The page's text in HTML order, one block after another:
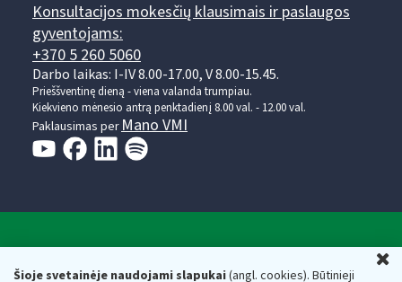
Šioje svetainėje naudojami slapukai(angl. cookies). Būtinieji
Konsultacijos mokesčių klausimais ir paslaugos
gyventojams:
+370 5 260 5060
Darbo laikas: I-IV 8.00-17.00, V 8.00-15.45.
Prieššventinę dieną - viena valanda trumpiau.
Kiekvieno mėnesio antrą penktadienį 8.00 val. - 12.00 val.
Paklausimas perMano VMI
Valstybinė mokesčių inspekcija prie Lietuvos
Respublikos finansų ministerijos